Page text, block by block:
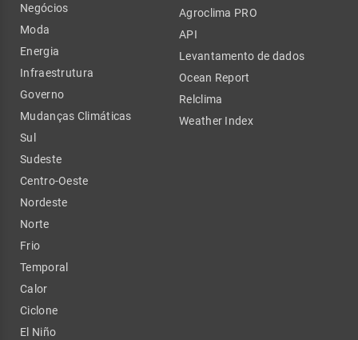
Negócios
Moda
Energia
Infraestrutura
Governo
Mudanças Climáticas
Sul
Sudeste
Centro-Oeste
Nordeste
Norte
Frio
Temporal
Calor
Ciclone
El Niño
Agroclima PRO
API
Levantamento de dados
Ocean Report
Relclima
Weather Index